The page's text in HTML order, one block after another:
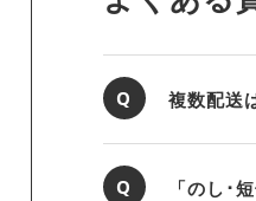
複数配送
「のし･